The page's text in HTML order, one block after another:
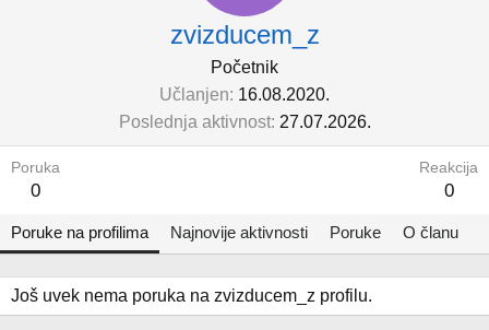
zvizducem_z
Početnik
Učlanjen 16.08.2020.
Poslednja aktivnost 27.07.2026.
Poruka
0
Reakcija
0
Poruke na profilima Najnovije aktivnosti Poruke O članu
Još uvek nema poruka na zvizducem_z profilu.